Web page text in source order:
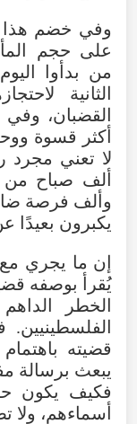
وفي خضم هذا
على حجم
من بدأوا اليوم
الثانية
القضبان، وفي
أكثر
قسوة
لا تعني مجرد
ألف صباح من
وألف فرصة
يكبرون بعيدًا
إن ما يجري مع
يُقرأ بوصفه
الخطر
الداهم
الفلسطينيين.
قضيته باهتمام
يبعث برسالة
فكيف
يكون
أسماءهم، ولا